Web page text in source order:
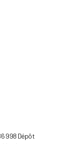
998 Dépôt